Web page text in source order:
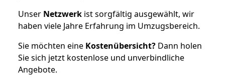
Unser Netzwerk ist sorgfältig ausgewählt, wir
haben viele Jahre Erfahrung im Umzugsbereich.
Sie möchten eine Kostenübersicht? Dann holen
Sie sich jetzt kostenlose und unverbindliche
Angebote.